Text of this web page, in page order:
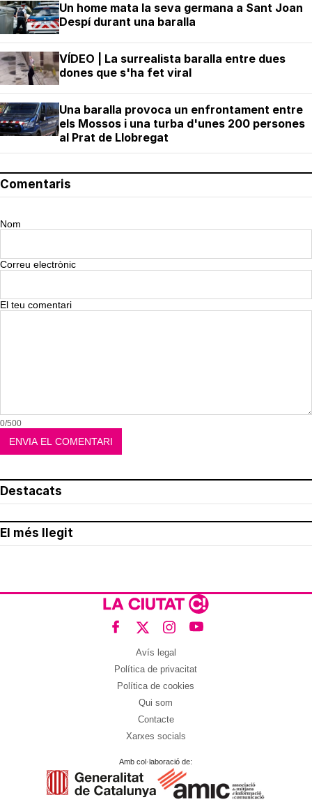
Un home mata la seva germana a Sant Joan
Despí durant una baralla
VÍDEO | La surrealista baralla entre dues
dones que s'ha fet viral
Una baralla provoca un enfrontament entre
els Mossos i una turba d'unes 200 persones
al Prat de Llobregat
Comentaris
Nom
Correu electrònic
El teu comentari
0/500
Destacats
El més llegit
Avís legal
Política de privacitat
Política de cookies
Qui som
Contacte
Xarxes socials
Amb col·laboració de: